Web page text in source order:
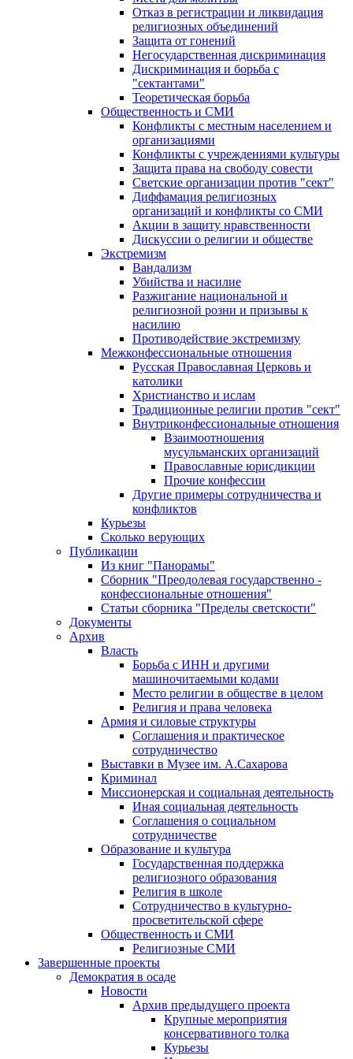
Отказ в регистрации и ликвидация
религиозных объединений
Защита от гонений
Негосударственная дискриминация
Дискриминация и борьба с
"сектантами"
Теоретическая борьба
Общественность и СМИ
Конфликты с местным населением и
организациями
Конфликты с учреждениями культуры
Защита права на свободу совести
Светские организации против "сект"
Диффамация религиозных
организаций и конфликты со СМИ
Акции в защиту нравственности
Дискуссии о религии и обществе
Экстремизм
Вандализм
Убийства и насилие
Разжигание национальной и
религиозной розни и призывы к
насилию
Противодействие экстремизму
Межконфессиональные отношения
Русская Православная Церковь и
католики
Христианство и ислам
Традиционные религии против "сект"
Внутриконфессиональные отношения
Взаимоотношения
мусульманских организаций
Православные юрисдикции
Прочие конфессии
Другие примеры сотрудничества и
конфликтов
Курьезы
Сколько верующих
Публикации
Из книг "Панорамы"
Сборник "Преодолевая государственно -
конфессиональные отношения"
Статьи сборника "Пределы светскости"
Документы
Архив
Власть
Борьба с ИНН и другими
машиночитаемыми кодами
Место религии в обществе в целом
Религия и права человека
Армия и силовые структуры
Соглашения и практическое
сотрудничество
Выставки в Музее им. А.Сахарова
Криминал
Миссионерская и социальная деятельность
Иная социальная деятельность
Соглашения о социальном
сотрудничестве
Образование и культура
Государственная поддержка
религиозного образования
Религия в школе
Сотрудничество в культурно-
просветительской сфере
Общественность и СМИ
Религиозные СМИ
Завершенные проекты
Демократия в осаде
Новости
Архив предыдущего проекта
Крупные мероприятия
консервативного толка
Курьезы